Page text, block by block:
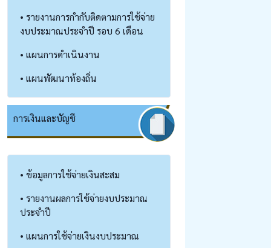
• รายงานการกำกับติดตามการใช้จ่าย
งบประมาณประจำปี รอบ 6 เดือน
• แผนการดำเนินงาน
• แผนพัฒนาท้องถิ่น
การเงินและบัญชี
• ข้อมูลการใช้จ่ายเงินสะสม
• รายงานผลการใช้จ่ายงบประมาณ
ประจำปี
• แผนการใช้จ่ายเงินงบประมาณ